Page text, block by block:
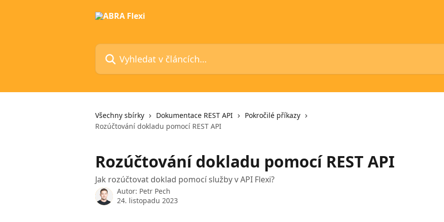
Vyhledat v článcích…
Všechny sbírky Dokumentace REST API
Pokročilé příkazy
Rozúčtování dokladu pomocí REST API
Rozúčtování dokladu pomocí REST API
Jak rozúčtovat doklad pomocí služby v API Flexi?
Autor: Petr Pech
24. listopadu 2023